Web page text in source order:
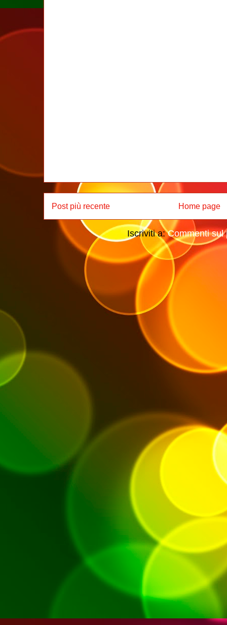
Post più recente Home page
Iscriviti a:Commenti sul